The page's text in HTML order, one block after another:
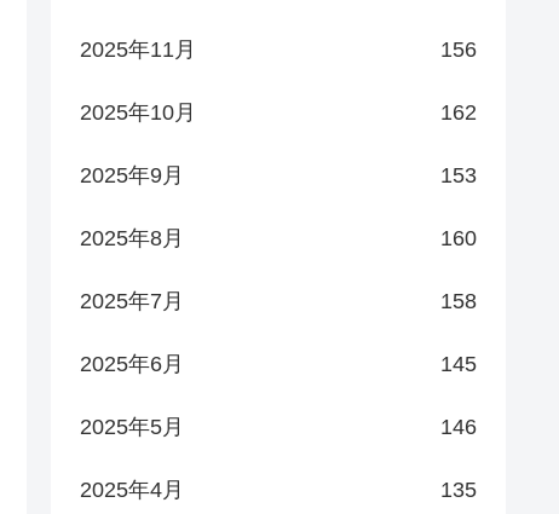
2025年11月 156
2025年10月 162
2025年9月 153
2025年8月 160
2025年7月 158
2025年6月 145
2025年5月 146
2025年4月 135